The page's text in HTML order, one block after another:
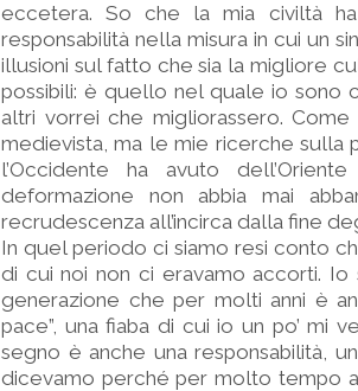
eccetera. So che la mia civiltà
responsabilità nella misura in cui un
illusioni sul fatto che sia la migliore
possibili: è quello nel quale io sono
altri vorrei che migliorassero.
medievista, ma le mie ricerche
l’Occidente ha avuto
deformazione non abbia mai
recrudescenza all’incirca dalla fine
In quel periodo ci siamo resi conto
di cui noi non ci eravamo accorti. Io
generazione che per molti anni è
pace”, una fiaba di cui io un po’ mi
segno è anche una responsabilità,
dicevamo perché per molto tempo